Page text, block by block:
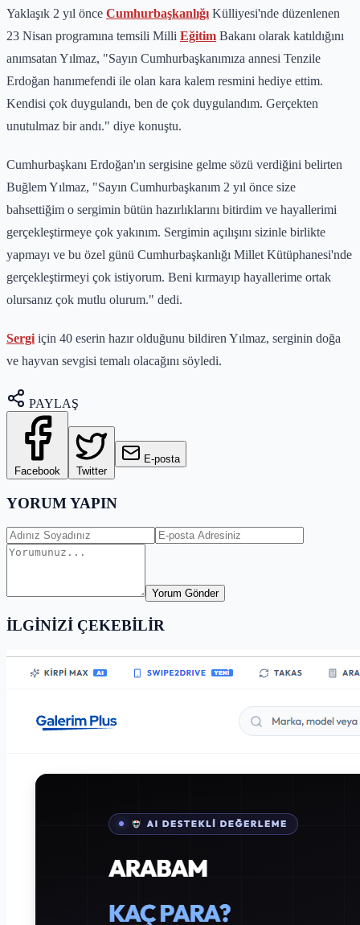
Yaklaşık 2 yıl önce Cumhurbaşkanlığı Külliyesi'nde düzenlenen
23 Nisan programına temsili Milli Eğitim Bakanı olarak katıldığını
anımsatan Yılmaz, "Sayın Cumhurbaşkanımıza annesi Tenzile
Erdoğan hanımefendi ile olan kara kalem resmini hediye ettim.
Kendisi çok duygulandı, ben de çok duygulandım. Gerçekten
unutulmaz bir andı." diye konuştu.
Cumhurbaşkanı Erdoğan'ın sergisine gelme sözü verdiğini belirten
Buğlem Yılmaz, "Sayın Cumhurbaşkanım 2 yıl önce size
bahsettiğim o sergimin bütün hazırlıklarını bitirdim ve hayallerimi
gerçekleştirmeye çok yakınım. Sergimin açılışını sizinle birlikte
yapmayı ve bu özel günü Cumhurbaşkanlığı Millet Kütüphanesi'nde
gerçekleştirmeyi çok istiyorum. Beni kırmayıp hayallerime ortak
olursanız çok mutlu olurum." dedi.
Sergi için 40 eserin hazır olduğunu bildiren Yılmaz, serginin doğa
ve hayvan sevgisi temalı olacağını söyledi.
PAYLAŞ
Facebook Twitter
E-posta
YORUM YAPIN
Yorum Gönder
İLGİNİZİ ÇEKEBİLİR